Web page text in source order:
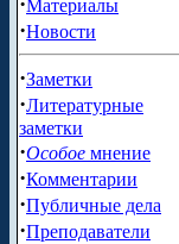
Материалы
·Новости
·Заметки
·Литературные
заметки
·Особое мнение
·Комментарии
·Публичные дела
·Преподаватели